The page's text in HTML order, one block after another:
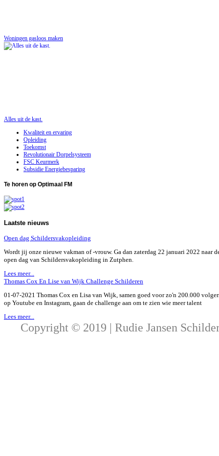
Woningen gasloos maken
Alles uit de kast.
Kwaliteit en ervaring
Opleiding
Toekomst
Revolutionair Dorpelsysteem
FSC Keurmerk
Subsidie Energiebesparing
Te horen op Optimaal FM
Laatste nieuws
Open dag Schildersvakopleiding
Wordt jij onze nieuwe vakman of -vrouw. Ga dan zaterdag 22 januari 2022 naar
open dag van Schildersvakopleiding in Zutphen.
Lees meer...
Thomas Cox En Lise van Wijk Challenge Schilderen
01-07-2021 Thomas Cox en Lisa van Wijk, samen goed voor zo'n 200.000
op Youtube en Instagram, gaan de challenge aan om te zien wie meer talent
Lees meer...
Copyright © 2019 | Rudie Jansen